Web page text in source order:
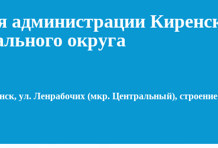
администрации
округа
ул. Ленрабочих (мкр. Центральный),